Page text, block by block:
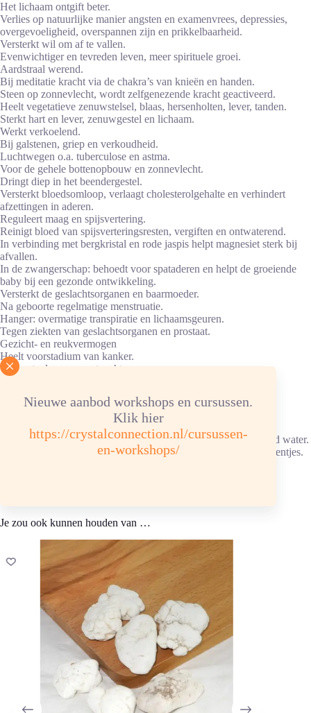
Nieuwe aanbod workshops en cursussen.
Klik hier
https://crystalconnection.nl/cursussen-
en-workshops/
Het lichaam ontgift beter.
Verlies op natuurlijke manier angsten en examenvrees, depressies,
overgevoeligheid, overspannen zijn en prikkelbaarheid.
Versterkt wil om af te vallen.
Evenwichtiger en tevreden leven, meer spirituele groei.
Aardstraal werend.
Bij meditatie kracht via de chakra’s van knieën en handen.
Steen op zonnevlecht, wordt zelfgenezende kracht geactiveerd.
Heelt vegetatieve zenuwstelsel, blaas, hersenholten, lever, tanden.
Sterkt hart en lever, zenuwgestel en lichaam.
Werkt verkoelend.
Bij galstenen, griep en verkoudheid.
Luchtwegen o.a. tuberculose en astma.
Voor de gehele bottenopbouw en zonnevlecht.
Dringt diep in het beendergestel.
Versterkt bloedsomloop, verlaagt cholesterolgehalte en verhindert
afzettingen in aderen.
Reguleert maag en spijsvertering.
Reinigt bloed van spijsverteringsresten, vergiften en ontwaterend.
In verbinding met bergkristal en rode jaspis helpt magnesiet sterk bij
afvallen.
In de zwangerschap: behoedt voor spataderen en helpt de groeiende
baby bij een gezonde ontwikkeling.
Versterkt de geslachtsorganen en baarmoeder.
Na geboorte regelmatige menstruatie.
Hanger: overmatige transpiratie en lichaamsgeuren.
Tegen ziekten van geslachtsorganen en prostaat.
Gezicht- en reukvermogen
Heelt voorstadium van kanker.
Trage stoelgang en vetzucht.
Advies energetische verzorging
Reinigen/ontladen: 1x per maand of na gebruik, onder stromend water.
Opladen aansluitend, 6 uur in heldere bergkristalverzorgingssteentjes.
Je zou ook kunnen houden van …